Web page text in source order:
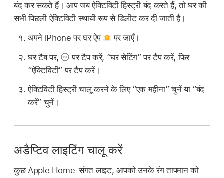
बंद कर सकते हैं। आप जब ऐक्टिविटी हिस्ट्री बंद करते हैं, तो घर की
सभी पिछली ऐक्टिविटी स्थायी रूप से डिलीट कर दी जाती है।
अपने iPhone पर घर ऐप
पर जाएँ।
घर टैब पर,
पर टैप करें, “घर सेटिंग” पर टैप करें, फिर
“ऐक्टिविटी” पर टैप करें।
ऐक्टिविटी हिस्ट्री चालू करने के लिए “एक महीना” चुनें या “बंद
करें” चुनें।
अडैप्टिव लाइटिंग चालू करें
कुछ Apple Home-संगत लाइट, आपको उनके रंग तापमान को